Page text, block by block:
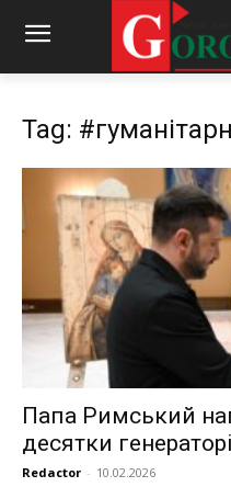
Tag:
Папа Римський
десятки
Redactor - 10.02.2026